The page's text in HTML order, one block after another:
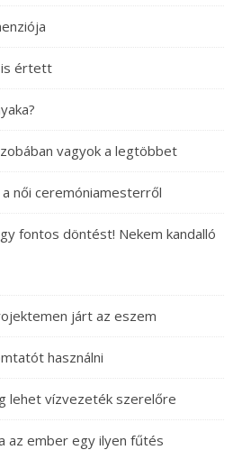
is értett
vagyok a legtöbbet
női ceremóniamesterről
fontos döntést! Nekem kandalló
járt az eszem
használni
lehet vízvezeték szerelőre
az ember egy ilyen fűtés